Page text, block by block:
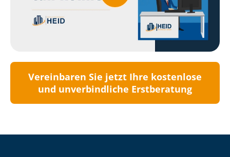
Vereinbaren Sie jetzt Ihre kostenlose
und unverbindliche Erstberatung